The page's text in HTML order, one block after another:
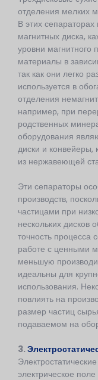
отделения мелких
В этих
магнитных диска,
уровни магнитного
материалы в
так как они легко
используется в
отделения
например, при
родственных
оборудования
диски и конвейеры,
из нержавеющей
Эти сепараторы
производств,
частицами при
нескольких дисков
точность процесса
работе с ценными
меньшую
идеальны для
использования.
повлиять на
размер частиц
подаваемом на
3.
электрическое